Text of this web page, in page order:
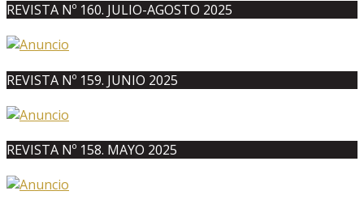
REVISTA Nº 160. JULIO-AGOSTO 2025
REVISTA Nº 159. JUNIO 2025
REVISTA Nº 158. MAYO 2025